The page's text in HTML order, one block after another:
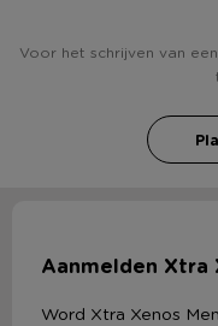
Voor het schrijven van
Aanmelden Xtra
Word Xtra Xenos